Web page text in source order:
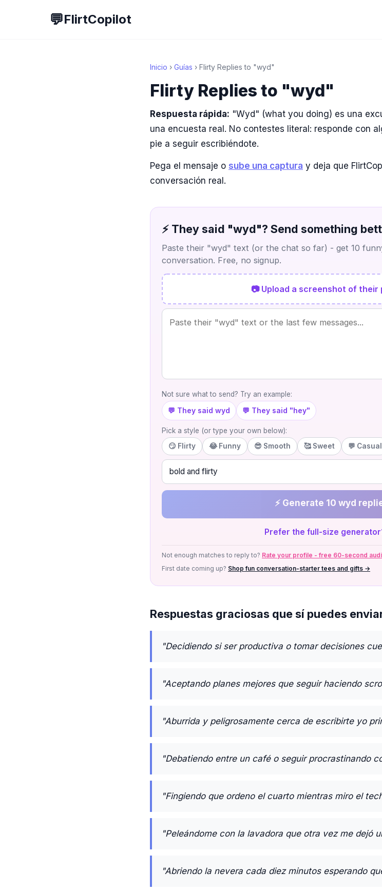
💬FlirtCopilot
Inicio › Guías › Flirty Replies to "wyd"
Flirty Replies to "wyd"
Respuesta rápida: "Wyd" (what you doing) es una
una encuesta real. No contestes literal: responde con
pie a seguir escribiéndote.
Pega el mensaje o sube una captura y deja que
conversación real.
⚡ They said "wyd"? Send something
Paste their "wyd" text (or the chat so far) - get 10
conversation. Free, no signup.
📷 Upload a screenshot of
Not sure what to send? Try an example:
💬 They said wyd 💬 They said "hey"
Pick a style (or type your own below):
😏 Flirty
😂 Funny 😎 Smooth 🥰 Sweet 💬 Casual
⚡ Generate 10 wyd
Prefer the full-size
Not enough matches to reply to? Rate your profile - free 60-second
First date coming up? Shop fun conversation-starter tees and gifts →
Respuestas graciosas que sí puedes
"Decidiendo si ser productiva o tomar decisiones
"Aceptando planes mejores que seguir haciendo
"Aburrida y peligrosamente cerca de escribirte yo
"Debatiendo entre un café o seguir procrastinando
"Fingiendo que ordeno el cuarto mientras miro el
"Peleándome con la lavadora que otra vez me dejó
"Abriendo la nevera cada diez minutos esperando